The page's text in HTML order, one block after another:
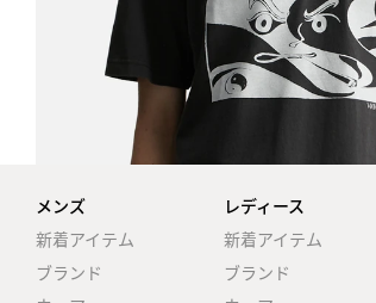
メンズ
新着アイテム
ブランド
レディース
新着アイテム
ブランド